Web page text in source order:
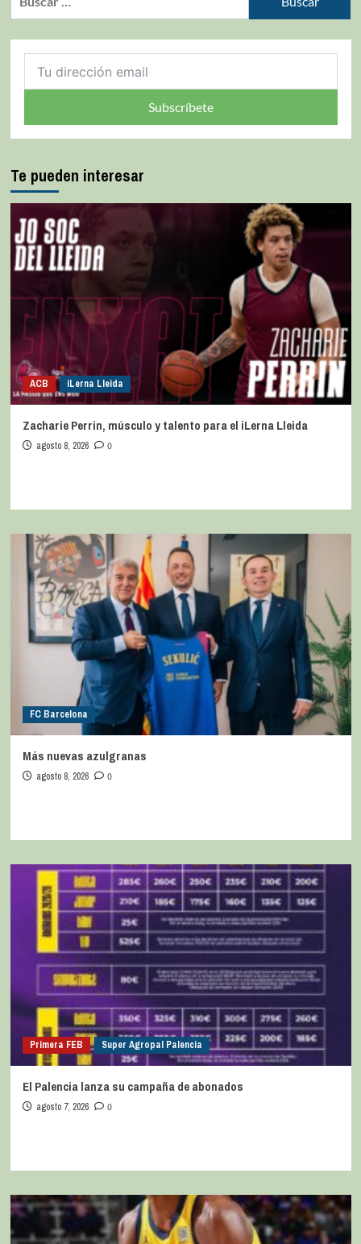
Subscríbete
Te pueden interesar
ACB iLerna Lleida
Zacharie Perrin, músculo y talento para el iLerna Lleida
agosto 8, 2026 0
FC Barcelona
Más nuevas azulgranas
agosto 8, 2026 0
Primera FEB Super Agropal Palencia
El Palencia lanza su campaña de abonados
agosto 7, 2026 0